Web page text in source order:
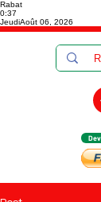
Rabat
0:37
JeudiAoût 06, 2026